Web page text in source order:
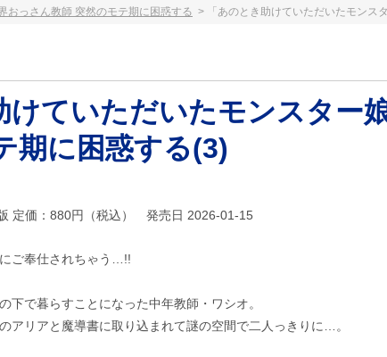
おっさん教師 突然のモテ期に困惑する 「あのとき助けていただいたモン
けていただいたモンスター
期に困惑する(3)
定価：880円（税込） 発売日 2026-01-15
ご奉仕されちゃう…!!
下で暮らすことになった中年教師・ワシオ。
アリアと魔導書に取り込まれて謎の空間で二人っきりに…。